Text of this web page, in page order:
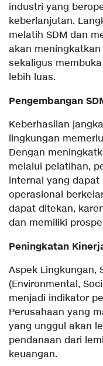
industri yang
keberlanjutan.
melatih SDM dan
akan
sekaligus
lebih luas.
Pengembangan
Keberhasilan
lingkungan
Dengan
melalui pelatihan,
internal yang
operasional
dapat ditekan,
dan memiliki
Peningkatan
Aspek Lingkungan,
(Environmental,
menjadi indikator
Perusahaan yang
yang unggul akan
pendanaan dari
keuangan.